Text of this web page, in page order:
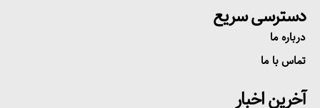
دسترسی سریع
درباره ما
تماس با ما
آخرین اخبار